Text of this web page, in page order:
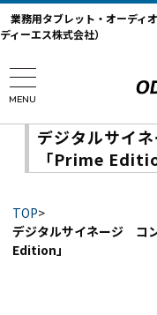
業務用タブレット・オーディ
ディーエス株式会社）
MENU
デジタルサイ
「Prime
TOP>
デジタルサイネージ コ
Edition」